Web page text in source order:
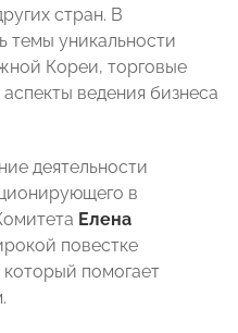
стран. В
темы уникальности
Кореи, торговые
ведения бизнеса
деятельности
в
Елена
повестке
помогает